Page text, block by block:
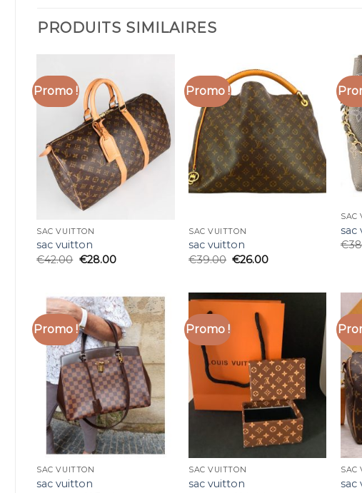
PRODUITS SIMILAIRES
Promo !
SAC VUITTON
sac vuitton
€42.00 €28.00
Promo !
SAC VUITTON
sac vuitton
€39.00 €26.00
SAC
sac
€
Promo !
SAC VUITTON
sac vuitton
Promo !
SAC VUITTON
sac vuitton
SAC
sac